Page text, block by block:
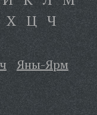
Х Ц Ч
Яны-Ярм